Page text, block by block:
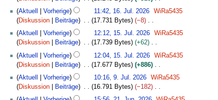
g
s
z
u
a
m
m
e
n
t
u
g
s
z
u
a
m
b
e
i
t
u
g
s
z
u
r
b
e
i
t
u
g
s
z
B
e
r
b
e
i
t
u
n
e
B
e
r
b
e
i
t
K
e
n
e
B
e
r
b
Aktuell Vorherige 11:42, 16. Jul. 2026
WiRa5435
Diskussion
Beiträge 17.731 Bytes
−8
K
e
n
e
B
e
Aktuell Vorherige 12:12, 15. Jul. 2026
WiRa5435
Diskussion
Beiträge 17.739 Bytes
+62
K
e
n
e
B
Aktuell Vorherige 12:04, 15. Jul. 2026
WiRa5435
Diskussion
Beiträge 17.677 Bytes
+886
K
e
Aktuell Vorherige 10:16, 9. Jul. 2026
WiRa5435
Diskussion
Beiträge 16.791 Bytes
−182
K